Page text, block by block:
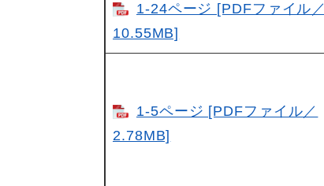
1-24ページ [PDFファイル／
10.55MB]
1-5ページ [PDFファイル／
2.78MB]